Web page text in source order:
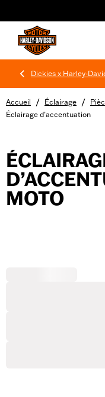
Dickies x Harley-
Accueil / Éclairage /
Éclairage d’accentuation
MOTO